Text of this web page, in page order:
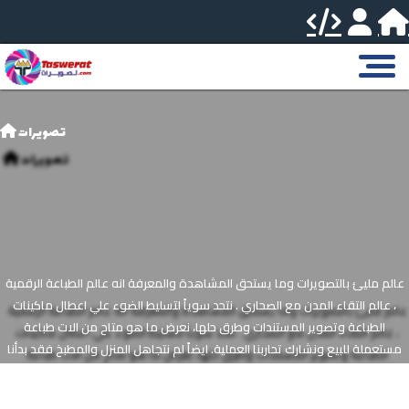
تصويرات
عالم مليئ بالتصويرات وما يستحق المشاهدة والمعرفة انه عالم الطباعة الرقمية
، عالم التقاء المدن مع الصحاري . نتحد سوياً لتسليط الضوء علي اعطال ماكينات
الطباعة وتصوير المستندات وطرق حلها، نعرض ما هو متاح من الات طباعة
مستعملة للبيع ونشارك تحاربنا العملية. ايضاً لم نتجاهل المنزل والمطبخ فقد بدأنا
في إضافة افضل وصفات واكلات شعبية مصرية. > شرحنا دروس تعلم لغات مثل